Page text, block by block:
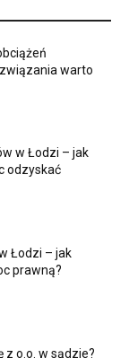
warto
w Łodzi – jak
odzyskać
Łodzi – jak
prawną?
z o.o. w sądzie?